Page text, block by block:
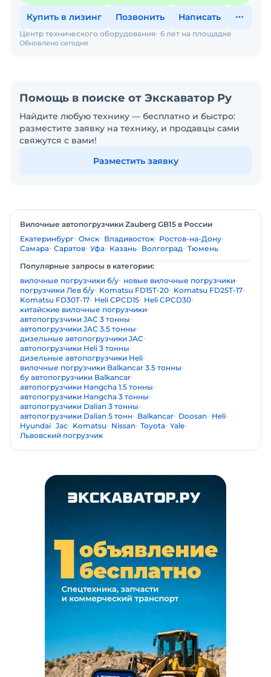
Купить в лизинг Позвонить Написать
Обновлено сегодня
Центр технического оборудования 6 лет на площадке
Помощь в поиске от Экскаватор Ру
Найдите любую технику — бесплатно и быстро:
разместите заявку на технику, и продавцы сами
свяжутся с вами!
Разместить заявку
Вилочные автопогрузчики Zauberg GB15 в России
Екатеринбург Омск Владивосток Ростов-на-Дону
Самара Саратов Уфа Казань Волгоград Тюмень
Популярные запросы в категории:
вилочные погрузчики б/у новые вилочные погрузчики
погрузчики Лев б/у Komatsu FD15T-20 Komatsu FD25T-17
Komatsu FD30T-17 Heli CPCD15 Heli CPCD30
китайские вилочные погрузчики
автопогрузчики JAC 3 тонны
автопогрузчики JAC 3.5 тонны
дизельные автопогрузчики JAC
автопогрузчики Heli 3 тонны
дизельные автопогрузчики Heli
вилочные погрузчики Balkancar 3.5 тонны
бу автопогрузчики Balkancar
автопогрузчики Hangcha 1.5 тонны
автопогрузчики Hangcha 3 тонны
автопогрузчики Dalian 3 тонны
автопогрузчики Dalian 5 тонн
Balkancar Doosan Heli
Hyundai Jac Komatsu Nissan Toyota Yale
Львовский погрузчик